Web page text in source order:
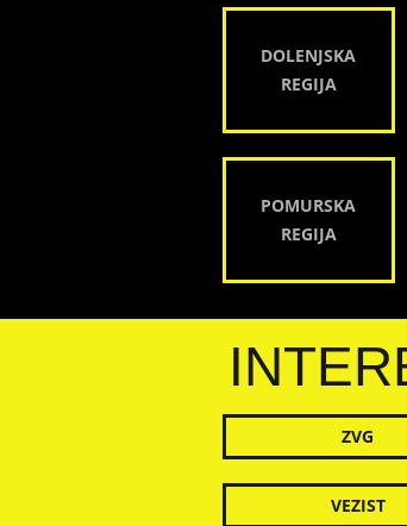
DOLENJSKA
REGIJA
POMURSKA
REGIJA
ZVG
VEZIST